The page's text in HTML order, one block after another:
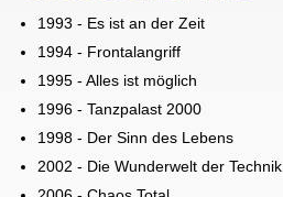
1993 - Es ist an der Zeit
1994 - Frontalangriff
1995 - Alles ist möglich
1996 - Tanzpalast 2000
1998 - Der Sinn des Lebens
2002 - Die Wunderwelt der Technik